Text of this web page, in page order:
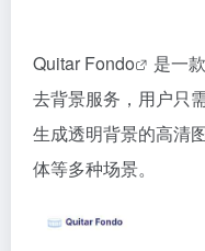
Quitar Fondo 是一
去背景服务，用户只
生成透明背景的高清
体等多种场景。